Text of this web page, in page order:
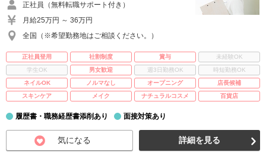
正社員（無料転職サポート付き）
月給25万円 ～ 36万円
全国（※希望勤務地はご相談ください。）
正社員登用 社割制度 賞与
未経験OK
学生OK
男女歓迎 週3日勤務OK
時短勤務OK
ネイルOK
ノルマなし オープニング
店長候補
スキンケア
メイク ナチュラルコスメ 百貨店
履歴書・職務経歴書添削あり 面接対策あり
気になる 詳細を見る